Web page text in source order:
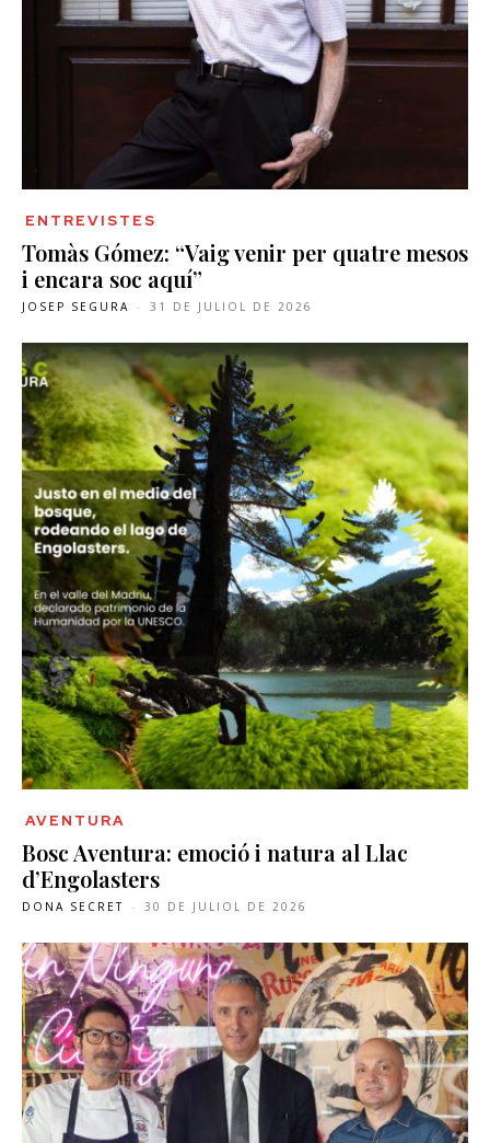
ENTREVISTES
Tomàs Gómez: “Vaig venir per quatre mesos
i encara soc aquí”
JOSEP SEGURA - 31 DE JULIOL DE 2026
AVENTURA
Bosc Aventura: emoció i natura al Llac
d’Engolasters
DONA SECRET - 30 DE JULIOL DE 2026